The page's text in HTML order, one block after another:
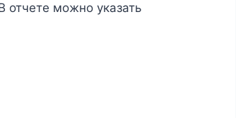
отчете можно указать